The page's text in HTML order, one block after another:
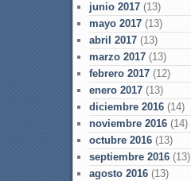
junio 2017(13)
mayo 2017(13)
abril 2017(13)
marzo 2017(13)
febrero 2017(12)
enero 2017(13)
diciembre 2016(14)
noviembre 2016(14)
octubre 2016(13)
septiembre 2016(13)
agosto 2016(13)